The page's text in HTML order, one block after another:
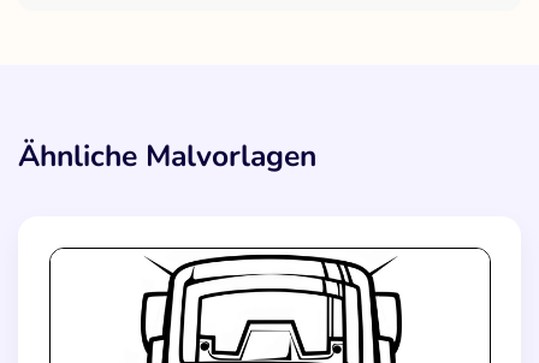
Ähnliche Malvorlagen